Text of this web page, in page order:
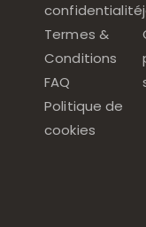
confidentialité
Termes &
Conditions
FAQ
Politique de
cookies